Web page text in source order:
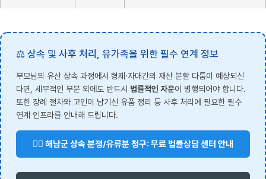
⚖️ 상속 및 사후 처리, 유가족을 위한 필수 연계 정보
부모님의 유산 상속 과정에서 형제·자매간의 재산 분할 다툼이 예상되신
다면, 세무적인 부분 외에도 반드시 법률적인 자문이 병행되어야 합니다.
또한 장례 절차와 고인이 남기신 유품 정리 등 사후 처리에 필요한 필수
연계 인프라를 안내해 드립니다.
👨‍⚖️ 해남군 상속 분쟁/유류분 청구: 무료 법률상담 센터 안내